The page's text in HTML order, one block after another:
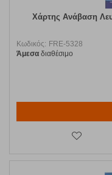
Χάρτης Ανάβαση
Κωδικός: FRE-5328
Άμεσα διαθέσιμο